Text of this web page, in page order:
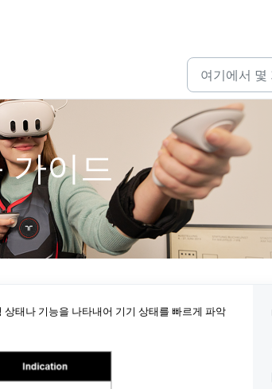
가이드
태나 기능을 나타내어 기기 상태를 빠르게 파악